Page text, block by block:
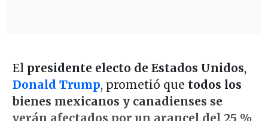
El presidente electo de Estados Unidos,
Donald Trump, prometió que todos los
bienes mexicanos y canadienses se
verán afectados por un arancel del 25 %